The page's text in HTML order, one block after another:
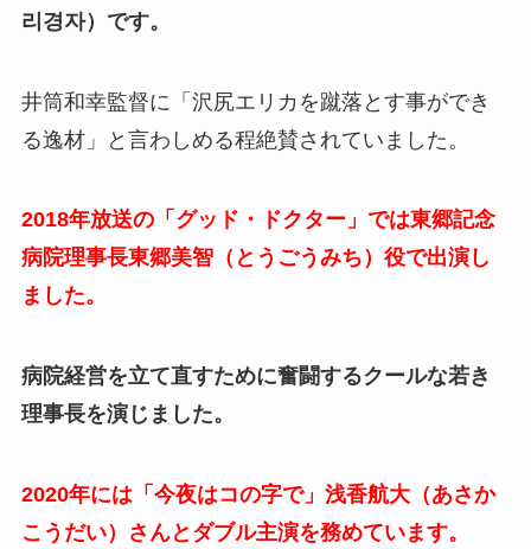
리경자）です。
井筒和幸監督に「沢尻エリカを蹴落とす事ができ
る逸材」と言わしめる程絶賛されていました。
2018年放送の「グッド・ドクター」では東郷記念
病院理事長東郷美智（とうごうみち）役で出演し
ました。
病院経営を立て直すために奮闘するクールな若き
理事長を演じました。
2020年には「今夜はコの字で」浅香航大（あさか
こうだい）さんとダブル主演を務めています。